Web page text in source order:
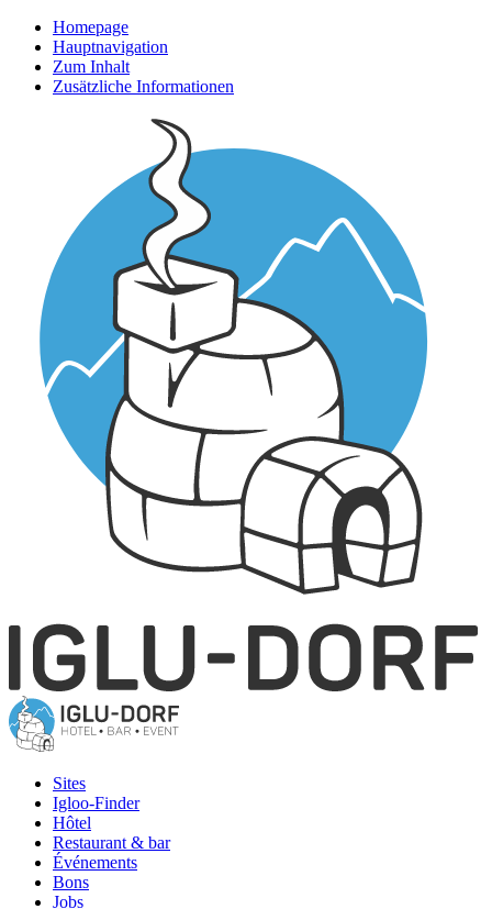
Homepage
Hauptnavigation
Zum Inhalt
Zusätzliche Informationen
Sites
Igloo-Finder
Hôtel
Restaurant & bar
Événements
Bons
Jobs